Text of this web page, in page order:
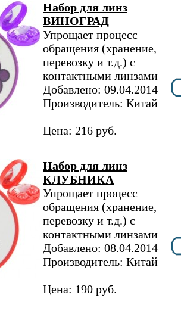
Набор для линз
ВИНОГРАД
Упрощает процесс
обращения (хранение,
перевозку и т.д.) с
контактными линзами
Добавлено: 09.04.2014
Производитель: Китай
Цена: 216 руб.
Набор для линз
КЛУБНИКА
Упрощает процесс
обращения (хранение,
перевозку и т.д.) с
контактными линзами
Добавлено: 08.04.2014
Производитель: Китай
Цена: 190 руб.